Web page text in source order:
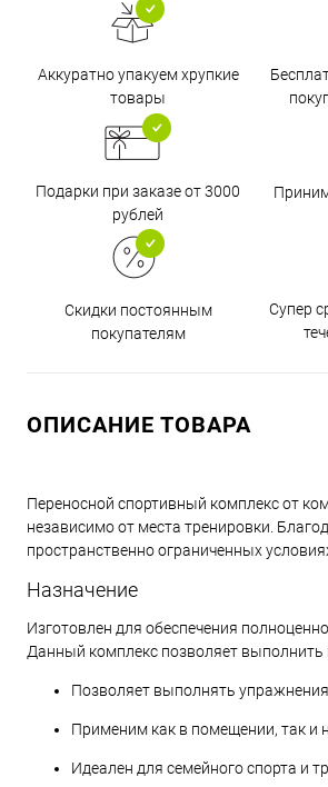
Аккуратно упакуем хрупкие
товары
Подарки при заказе от 3000
рублей
Скидки постоянным
покупателям
Супер
ОПИСАНИЕ ТОВАРА
Переносной спортивный комплекс от
независимо от места тренировки.
пространственно ограниченных
Назначение
Изготовлен для обеспечения
Данный комплекс позволяет выполнить
Позволяет выполнять
Применим как в помещении, так и
Идеален для семейного спорта и